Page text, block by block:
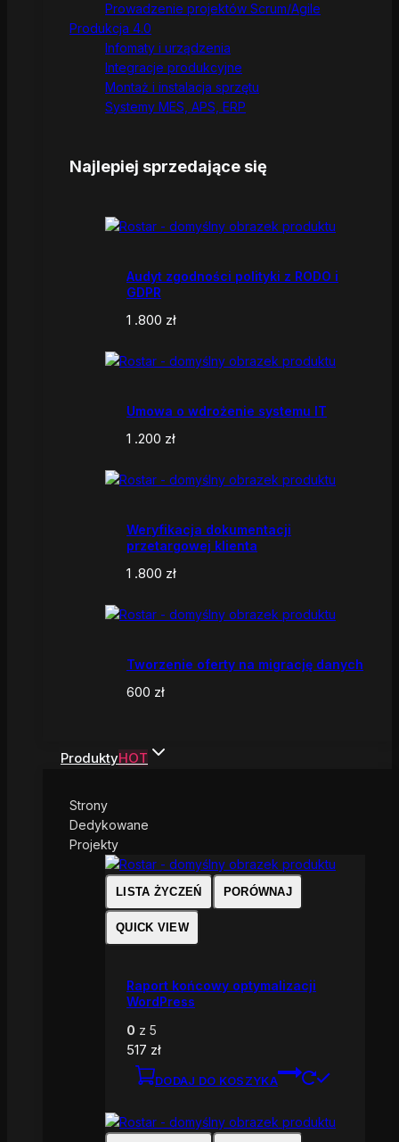
Prowadzenie projektów Scrum/Agile
Produkcja 4.0
Infomaty i urządzenia
Integracje produkcyjne
Montaż i instalacja sprzętu
Systemy MES, APS, ERP
Najlepiej sprzedające się
Audyt zgodności polityki z RODO i
GDPR
1 .800 zł
Umowa o wdrożenie systemu IT
1 .200 zł
Weryfikacja dokumentacji
przetargowej klienta
1 .800 zł
Tworzenie oferty na migrację danych
600 zł
ProduktyHOT
Strony
Dedykowane
Projekty
LISTA ŻYCZEŃ PORÓWNAJ
QUICK VIEW
Raport końcowy optymalizacji
WordPress
0 z 5
517 zł
DODAJ DO KOSZYKA